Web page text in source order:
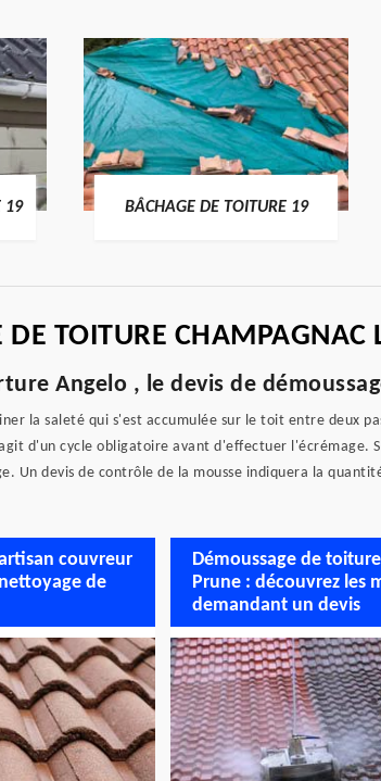
19 BÂCHAGE DE TOITURE 19
DE TOITURE
Angelo , le devis de
la saleté qui s'est accumulée sur le toit entre deux
d'un cycle obligatoire avant d'effectuer l'écrémage.
Un devis de contrôle de la mousse indiquera la
couvreur
de
Démoussage de
Prune : découvrez les
demandant un devis